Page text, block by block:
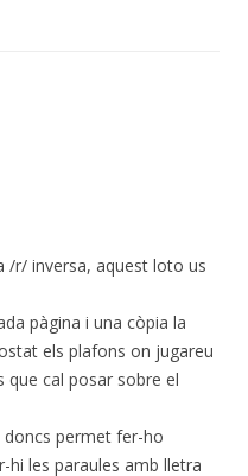
/r/ inversa, aquest loto us
pàgina i una còpia la
els plafons on jugareu
que cal posar sobre el
permet fer-ho
les paraules amb lletra